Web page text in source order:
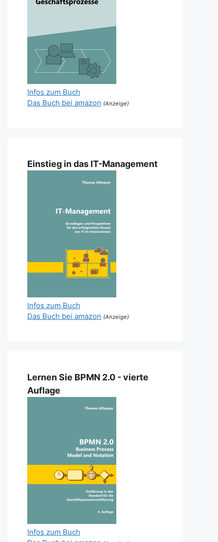
Infos zum Buch
Das Buch bei amazon (Anzeige)
Einstieg in das IT-Management
Infos zum Buch
Das Buch bei amazon (Anzeige)
Lernen Sie BPMN 2.0 - vierte
Auflage
Infos zum Buch